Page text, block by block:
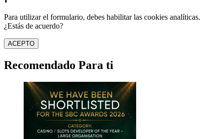
Para utilizar el formulario, debes habilitar las cookies analíticas.
¿Estás de acuerdo?
ACEPTO
Recomendado Para ti